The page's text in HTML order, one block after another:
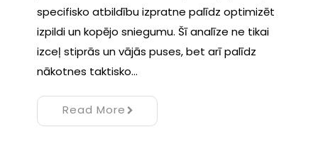
specifisko atbildību izpratne palīdz optimizēt
izpildi un kopējo sniegumu. Šī analīze ne tikai
izceļ stiprās un vājās puses, bet arī palīdz
nākotnes taktisko…
Read More